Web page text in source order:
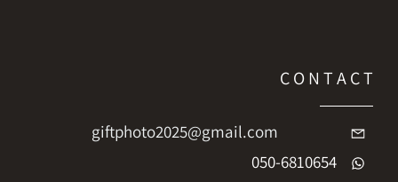
C O N T A C T
giftphoto2025@gmail.com
050-6810654